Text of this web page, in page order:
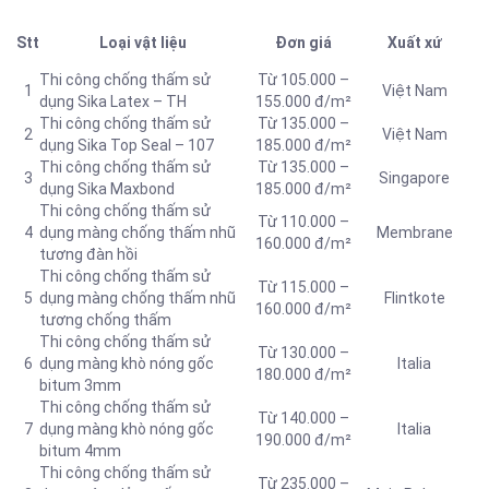
Stt Loại vật liệu Đơn giá Xuất xứ
1
Thi công chống thấm sử
dụng Sika Latex – TH
Từ 105.000 –
155.000 đ/m²
Việt Nam
2
Thi công chống thấm sử
dụng Sika Top Seal – 107
Từ 135.000 –
185.000 đ/m²
Việt Nam
3
Thi công chống thấm sử
dụng Sika Maxbond
Từ 135.000 –
185.000 đ/m²
Singapore
4
Thi công chống thấm sử
dụng màng chống thấm nhũ
tương đàn hồi
Từ 110.000 –
160.000 đ/m²
Membrane
5
Thi công chống thấm sử
dụng màng chống thấm nhũ
tương chống thấm
Từ 115.000 –
160.000 đ/m²
Flintkote
6
Thi công chống thấm sử
dụng màng khò nóng gốc
bitum 3mm
Từ 130.000 –
180.000 đ/m²
Italia
7
Thi công chống thấm sử
dụng màng khò nóng gốc
bitum 4mm
Từ 140.000 –
190.000 đ/m²
Italia
Thi công chống thấm sử
Từ 235.000 –